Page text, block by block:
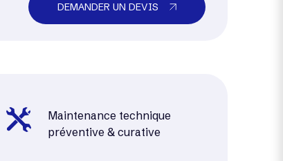
DEMANDER UN DEVIS
Maintenance technique
préventive & curative